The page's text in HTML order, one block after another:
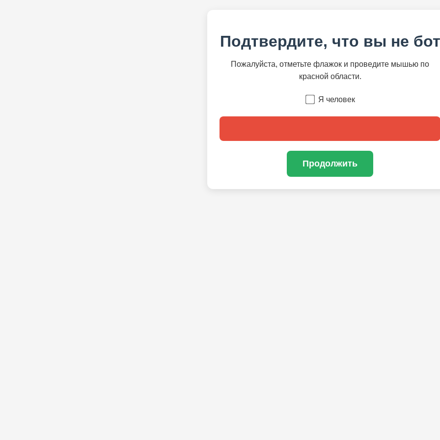
Подтвердите, что вы не бот
Пожалуйста, отметьте флажок и проведите мышью по
красной области.
Я человек
Продолжить